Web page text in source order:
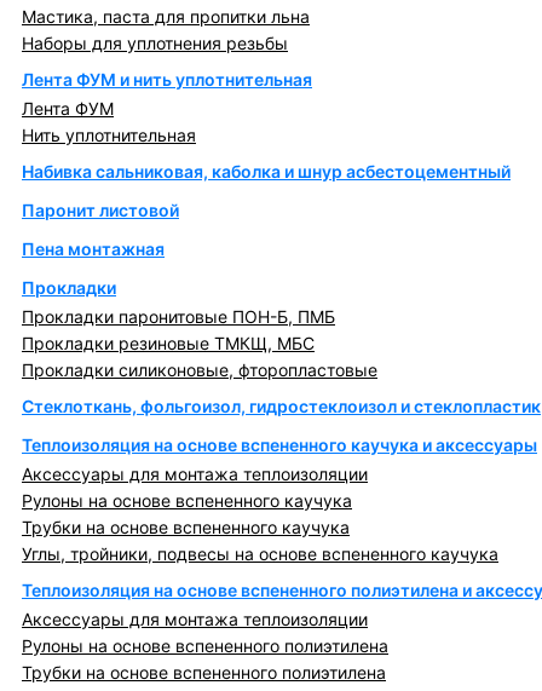
Мастика, паста для пропитки льна
Наборы для уплотнения резьбы
Лента ФУМ и нить уплотнительная
Лента ФУМ
Нить уплотнительная
Набивка сальниковая, каболка и шнур асбестоцементный
Паронит листовой
Пена монтажная
Прокладки
Прокладки паронитовые ПОН-Б, ПМБ
Прокладки резиновые ТМКЩ, МБС
Прокладки силиконовые, фторопластовые
Стеклоткань, фольгоизол, гидростеклоизол и стеклопластик
Теплоизоляция на основе вспененного каучука и аксессуары
Аксессуары для монтажа теплоизоляции
Рулоны на основе вспененного каучука
Трубки на основе вспененного каучука
Углы, тройники, подвесы на основе вспененного каучука
Теплоизоляция на основе вспененного полиэтилена и
Аксессуары для монтажа теплоизоляции
Рулоны на основе вспененного полиэтилена
Трубки на основе вспененного полиэтилена